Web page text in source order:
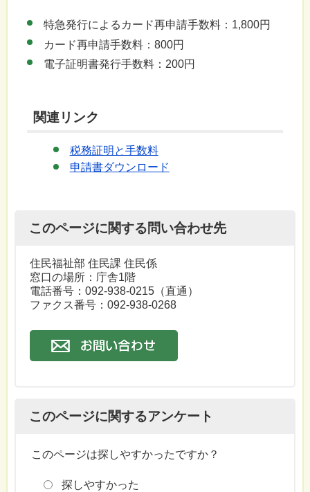
特急発行によるカード再申請手数料：1,800円
カード再申請手数料：800円
電子証明書発行手数料：200円
関連リンク
税務証明と手数料
申請書ダウンロード
このページに関する問い合わせ先
住民福祉部 住民課 住民係
窓口の場所：庁舎1階
電話番号： 092-938-0215（直通）
ファクス番号：092-938-0268
このページに関するアンケート
このページは探しやすかったですか？
探しやすかった